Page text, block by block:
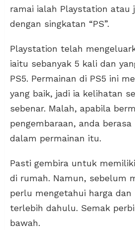
ramai ialah Playstation atau
dengan singkatan “PS”.
Playstation telah
iaitu sebanyak 5 kali dan
PS5. Permainan di PS5 ini
yang baik, jadi ia kelihatan
sebenar. Malah, apabila
pengembaraan, anda
dalam permainan itu.
Pasti gembira untuk
di rumah. Namun, sebelum
perlu mengetahui harga dan
terlebih dahulu. Semak
bawah.